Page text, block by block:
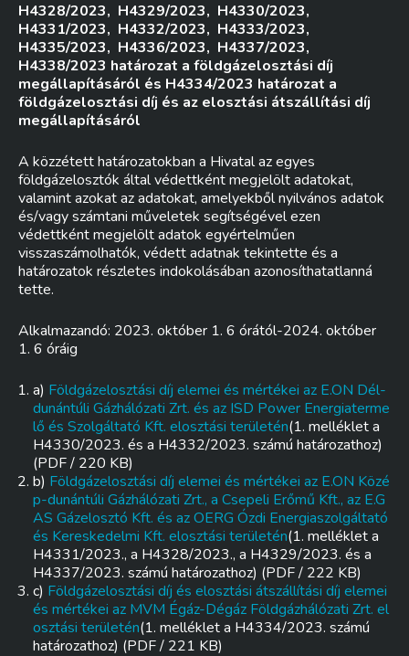
H4328/2023, H4329/2023, H4330/2023,
H4331/2023, H4332/2023, H4333/2023,
H4335/2023, H4336/2023, H4337/2023,
H4338/2023 határozat a földgázelosztási díj
megállapításáról és H4334/2023 határozat a
földgázelosztási díj és az elosztási átszállítási díj
megállapításáról
A közzétett határozatokban a Hivatal az egyes
földgázelosztók által védettként megjelölt adatokat,
valamint azokat az adatokat, amelyekből nyilvános adatok
és/vagy számtani műveletek segítségével ezen
védettként megjelölt adatok egyértelműen
visszaszámolhatók, védett adatnak tekintette és a
határozatok részletes indokolásában azonosíthatatlanná
tette.
Alkalmazandó: 2023. október 1. 6 órától-2024. október
1. 6 óráig
a) Földgázelosztási díj elemei és mértékei az E.ON Dél-
dunántúli Gázhálózati Zrt. és az ISD Power Energiaterme
lő és Szolgáltató Kft. elosztási területén(1. melléklet a
H4330/2023. és a H4332/2023. számú határozathoz)
(PDF / 220 KB)
b) Földgázelosztási díj elemei és mértékei az E.ON Közé
p-dunántúli Gázhálózati Zrt., a Csepeli Erőmű Kft., az E.G
AS Gázelosztó Kft. és az OERG Ózdi Energiaszolgáltató
és Kereskedelmi Kft. elosztási területén(1. melléklet a
H4331/2023., a H4328/2023., a H4329/2023. és a
H4337/2023. számú határozathoz) (PDF / 222 KB)
c) Földgázelosztási díj és elosztási átszállítási díj elemei
és mértékei az MVM Égáz-Dégáz Földgázhálózati Zrt. el
osztási területén(1. melléklet a H4334/2023. számú
határozathoz) (PDF / 221 KB)